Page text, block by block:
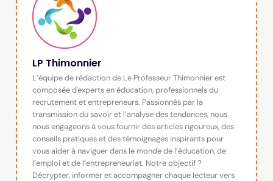
LP Thimonnier
L’équipe de rédaction de Le Professeur Thimonnier est
composée d'experts en éducation, professionnels du
recrutement et entrepreneurs. Passionnés par la
transmission du savoir et l’analyse des tendances, nous
nous engageons à vous fournir des articles rigoureux, des
conseils pratiques et des témoignages inspirants pour
vous aider à naviguer dans le monde de l’éducation, de
l’emploi et de l’entrepreneuriat. Notre objectif ?
Décrypter, informer et accompagner chaque lecteur vers